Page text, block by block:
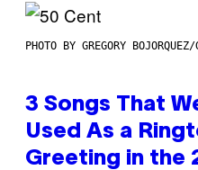
PHOTO BY GREGORY
3 Songs That
Used As a
Greeting in the